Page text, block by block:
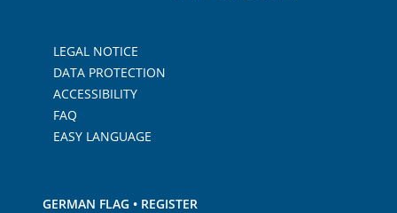
LEGAL NOTICE
DATA PROTECTION
ACCESSIBILITY
FAQ
EASY LANGUAGE
GERMAN FLAG • REGISTER